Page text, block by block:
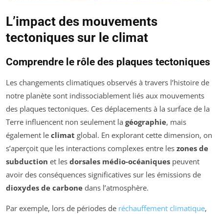
L’impact des mouvements
tectoniques sur le climat
Comprendre le rôle des plaques tectoniques
Les changements climatiques observés à travers l’histoire de
notre planète sont indissociablement liés aux mouvements
des plaques tectoniques. Ces déplacements à la surface de la
Terre influencent non seulement la géographie, mais
également le climat global. En explorant cette dimension, on
s’aperçoit que les interactions complexes entre les zones de
subduction et les dorsales médio-océaniques peuvent
avoir des conséquences significatives sur les émissions de
dioxydes de carbone dans l’atmosphère.
Par exemple, lors de périodes de réchauffement climatique,